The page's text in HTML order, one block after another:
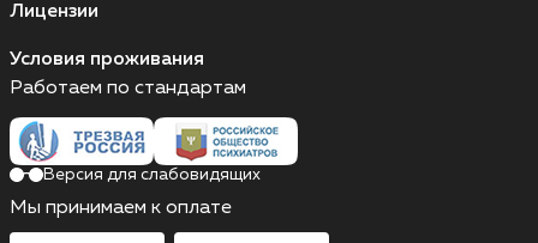
Лицензии
Условия проживания
Работаем по стандартам
Версия для слабовидящих
Мы принимаем к оплате